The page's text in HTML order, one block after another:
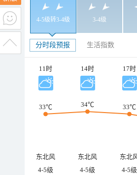
4-5级转3-4级 3-4级
分时段预报 生活指数
11时 14时 17时
33℃ 34℃
33℃
东北风 东北风 东北
4-5级
4-5级 4-5级